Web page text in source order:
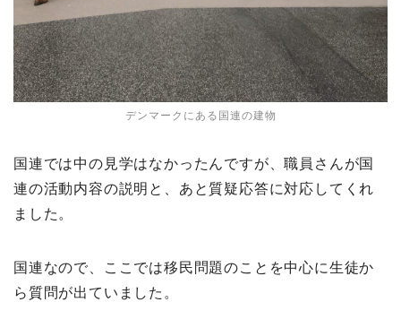
デンマークにある国連の建物
国連では中の見学はなかったんですが、職員さんが国
連の活動内容の説明と、あと質疑応答に対応してくれ
ました。
国連なので、ここでは移民問題のことを中心に生徒か
ら質問が出ていました。